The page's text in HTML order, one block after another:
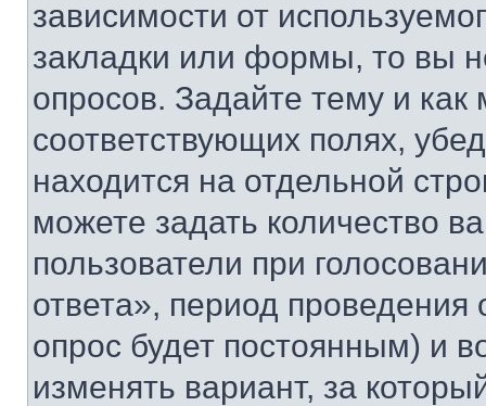
зависимости от
закладки или формы, то вы
опросов. Задайте тему и
соответствующих полях,
находится на отдельной
можете задать количество
пользователи при
ответа», период проведения
опрос будет постоянным) и
изменять вариант, за